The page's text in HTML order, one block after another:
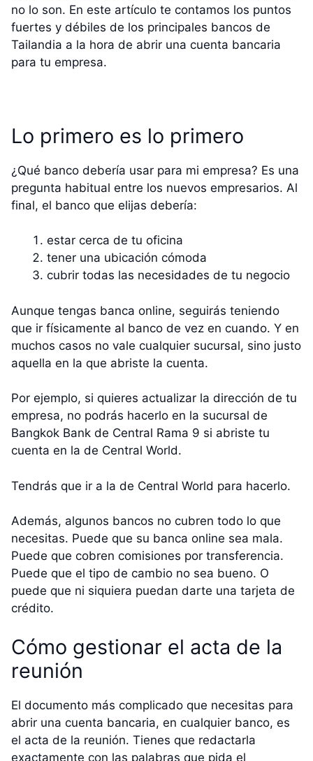
no lo son. En este artículo te contamos los puntos
fuertes y débiles de los principales bancos de
Tailandia a la hora de abrir una cuenta bancaria
para tu empresa.
Lo primero es lo primero
¿Qué banco debería usar para mi empresa? Es una
pregunta habitual entre los nuevos empresarios. Al
final, el banco que elijas debería:
estar cerca de tu oficina
tener una ubicación cómoda
cubrir todas las necesidades de tu negocio
Aunque tengas banca online, seguirás teniendo
que ir físicamente al banco de vez en cuando. Y en
muchos casos no vale cualquier sucursal, sino justo
aquella en la que abriste la cuenta.
Por ejemplo, si quieres actualizar la dirección de tu
empresa, no podrás hacerlo en la sucursal de
Bangkok Bank de Central Rama 9 si abriste tu
cuenta en la de Central World.
Tendrás que ir a la de Central World para hacerlo.
Además, algunos bancos no cubren todo lo que
necesitas. Puede que su banca online sea mala.
Puede que cobren comisiones por transferencia.
Puede que el tipo de cambio no sea bueno. O
puede que ni siquiera puedan darte una tarjeta de
crédito.
Cómo gestionar el acta de la
reunión
El documento más complicado que necesitas para
abrir una cuenta bancaria, en cualquier banco, es
el acta de la reunión. Tienes que redactarla
exactamente con las palabras que pida el